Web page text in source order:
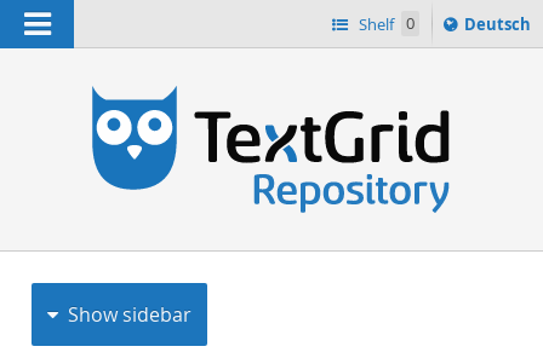
Navigation Shelf 0
Sprache
ï¿½ndern
Deutsch
Show sidebar